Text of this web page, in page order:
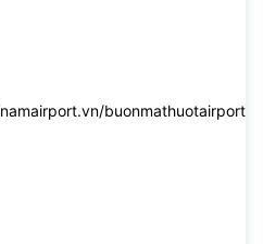
buonmathuotairport/